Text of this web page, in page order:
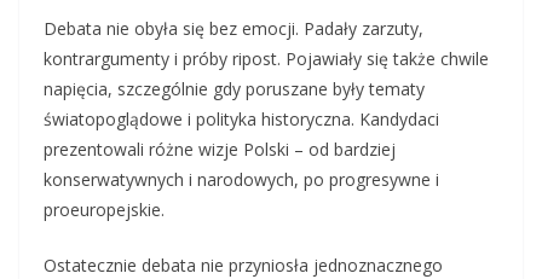
Debata nie obyła się bez emocji. Padały zarzuty,
kontrargumenty i próby ripost. Pojawiały się także chwile
napięcia, szczególnie gdy poruszane były tematy
światopoglądowe i polityka historyczna. Kandydaci
prezentowali różne wizje Polski – od bardziej
konserwatywnych i narodowych, po progresywne i
proeuropejskie.
Ostatecznie debata nie przyniosła jednoznacznego